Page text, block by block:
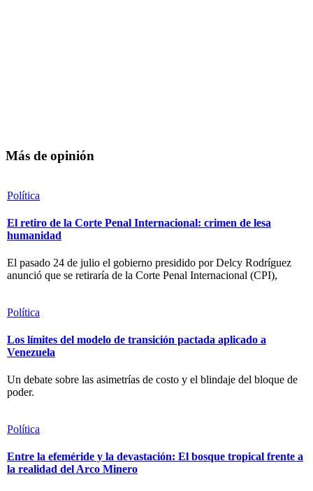
Más de opinión
Política
El retiro de la Corte Penal Internacional: crimen de lesa
humanidad
El pasado 24 de julio el gobierno presidido por Delcy Rodríguez
anunció que se retiraría de la Corte Penal Internacional (CPI),
Política
Los límites del modelo de transición pactada aplicado a
Venezuela
Un debate sobre las asimetrías de costo y el blindaje del bloque de
poder.
Política
Entre la efeméride y la devastación: El bosque tropical frente a
la realidad del Arco Minero